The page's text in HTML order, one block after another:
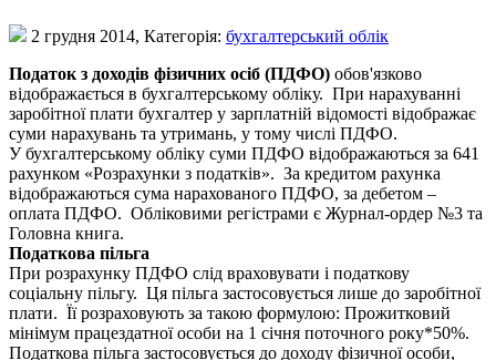
2 грудня 2014, Категорія: бухгалтерський облік
Податок з доходів фізичних осіб (ПДФО) обов'язково
відображається в бухгалтерському обліку. При нарахуванні
заробітної плати бухгалтер у зарплатній відомості відображає
суми нарахувань та утримань, у тому числі ПДФО.
У бухгалтерському обліку суми ПДФО відображаються за 641
рахунком «Розрахунки з податків». За кредитом рахунка
відображаються сума нарахованого ПДФО, за дебетом –
оплата ПДФО. Обліковими регістрами є Журнал-ордер №3 та
Головна книга.
Податкова пільга
При розрахунку ПДФО слід враховувати і податкову
соціальну пільгу. Ця пільга застосовується лише до заробітної
плати. Її розраховують за такою формулою: Прожитковий
мінімум працездатної особи на 1 січня поточного року*50%.
Податкова пільга застосовується до доходу фізичної особи,